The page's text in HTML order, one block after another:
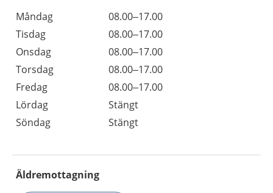
Måndag
08.00–17.00
Tisdag
08.00–17.00
Onsdag
08.00–17.00
Torsdag
08.00–17.00
Fredag
08.00–17.00
Lördag
Stängt
Söndag
Stängt
Äldremottagning